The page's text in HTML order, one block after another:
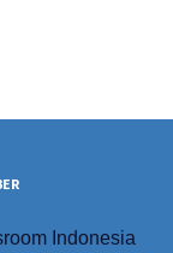
Indonesia